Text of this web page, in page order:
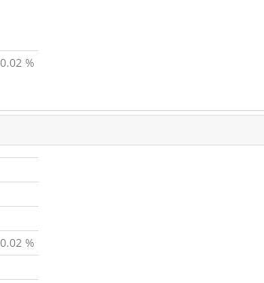
0.02 %
0.02 %